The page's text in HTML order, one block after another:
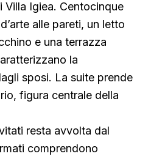
Villa Igiea. Centocinque
alle pareti, un letto
e una terrazza
la
sposi. La suite prende
figura centrale della
resta avvolta dal
comprendono